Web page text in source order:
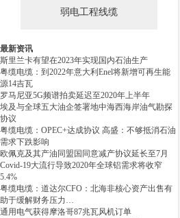
弱电工程线缆
最新资讯
斯里兰卡有望在2023年实现国内石油生产
粤缆电缆：到2022年意大利Enel将新增可再生能
源14吉瓦
罗马尼亚5G频谱拍卖延迟至2020年上半年
埃及与全球五大油企签署地中海西海岸油气勘探
协议
粤缆电缆：OPEC+达成协议 高盛：不够抵消石油
需求下跌影响
欧佩克及其产油同盟国同意减产协议延长至7月
Covid-19大流行导致2020年全球铝需求将收窄
5.4%
粤缆电缆：道达尔CFO：北海非核心资产出售有
助于缓解财务压力…
通用电气获得摩洛哥87兆瓦风机订单